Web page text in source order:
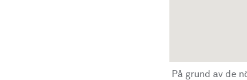
På grund av de